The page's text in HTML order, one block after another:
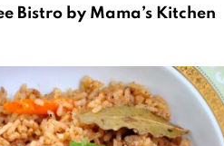
Bistro by Mama’s Kitchen